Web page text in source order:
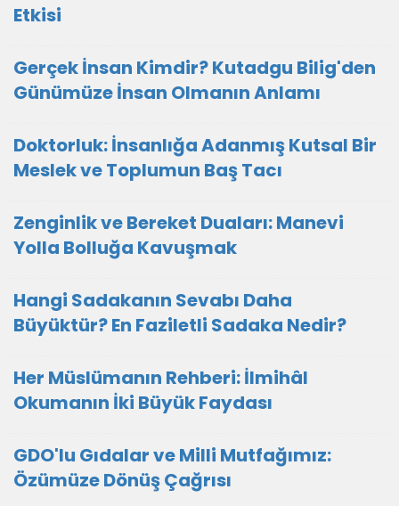
Etkisi
Gerçek İnsan Kimdir? Kutadgu Bilig'den
Günümüze İnsan Olmanın Anlamı
Doktorluk: İnsanlığa Adanmış Kutsal Bir
Meslek ve Toplumun Baş Tacı
Zenginlik ve Bereket Duaları: Manevi
Yolla Bolluğa Kavuşmak
Hangi Sadakanın Sevabı Daha
Büyüktür? En Faziletli Sadaka Nedir?
Her Müslümanın Rehberi: İlmihâl
Okumanın İki Büyük Faydası
GDO'lu Gıdalar ve Milli Mutfağımız:
Özümüze Dönüş Çağrısı